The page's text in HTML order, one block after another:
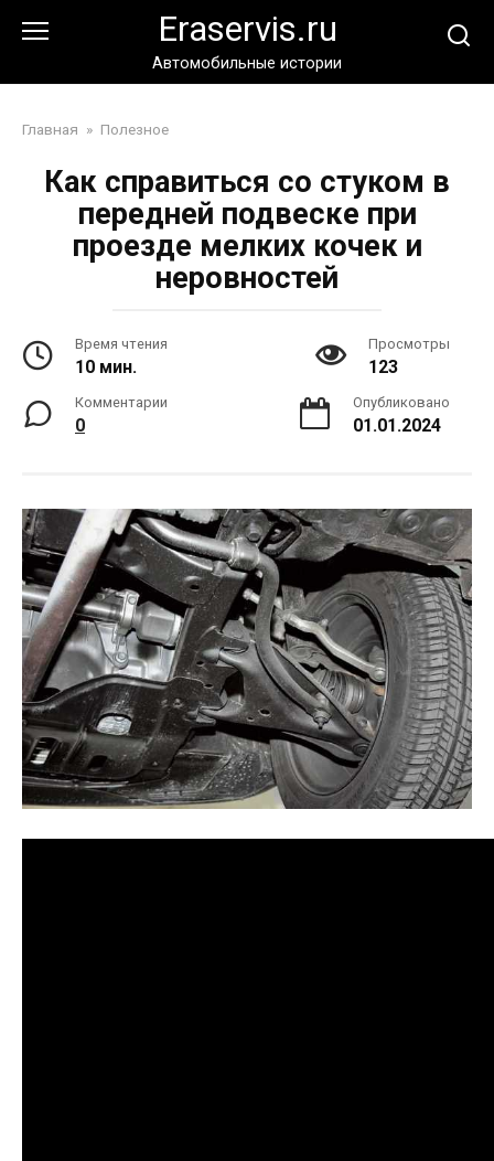
Eraservis.ru
Автомобильные истории
Главная » Полезное
Как справиться со стуком в
передней подвеске при
проезде мелких кочек и
неровностей
Время чтения
10 мин.
Просмотры
123
Комментарии
0
Опубликовано
01.01.2024